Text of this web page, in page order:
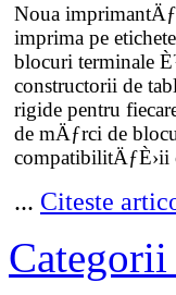
Noua
imprima pe
blocuri terminale
constructorii de
rigide pentru
de mÄƒrci de
compatibilitÄƒÈ›ii
... Citeste
Categorii